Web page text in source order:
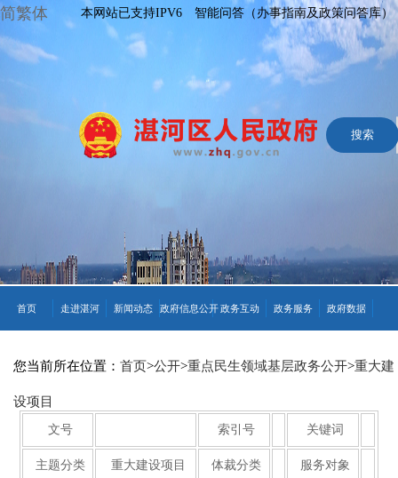
简繁体 本网站已支持IPV6 智能问答（办事指南及政策问答库）
首页 走进湛河 新闻动态 政府信息公开政务互动 政务服务 政府数据
您当前所在位置： 首页>公开>重点民生领域基层政务公开>重大建
设项目
文号 索引号 关键词
主题分类 重大建设项目 体裁分类 服务对象